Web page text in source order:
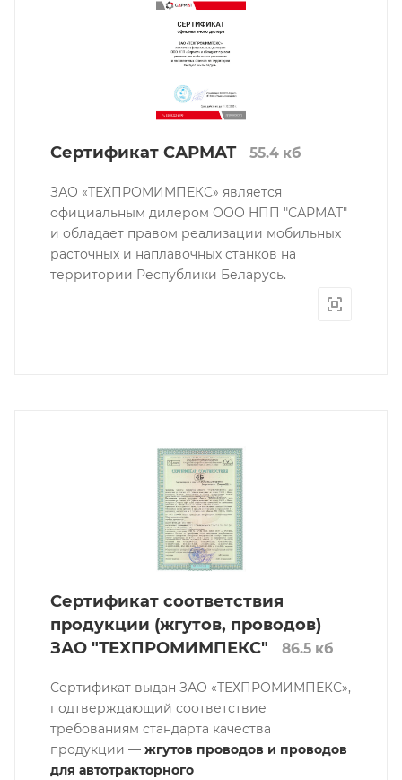
Сертификат САРМАТ 55.4 кб
ЗАО «ТЕХПРОМИМПЕКС» является
официальным дилером ООО НПП "САРМАТ"
и обладает правом реализации мобильных
расточных и наплавочных станков на
территории Республики Беларусь.
Сертификат соответствия
продукции (жгутов, проводов)
ЗАО "ТЕХПРОМИМПЕКС"
86.5 кб
Сертификат выдан ЗАО «ТЕХПРОМИМПЕКС»,
подтверждающий соответствие
требованиям стандарта качества
продукции — жгутов проводов и проводов
для автотракторного